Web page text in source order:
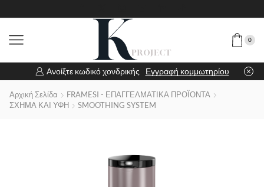
0
Ανοίξτε κωδικό χονδρικής Εγγραφή κομμωτηρίου
Αρχική Σελίδα
FRAMESI - ΕΠΑΓΓΕΛΜΑΤΙΚΑ ΠΡΟΪΟΝΤΑ
ΣΧΗΜΑ ΚΑΙ ΥΦΗ
SMOOTHING SYSTEM